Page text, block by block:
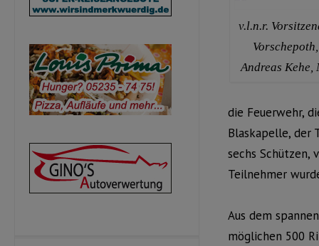
v.l.n.r.
Andreas Kehe,
die Feuerwehr,
Blaskapelle, der
sechs Schützen,
Teilnehmer
Aus dem
möglichen 500